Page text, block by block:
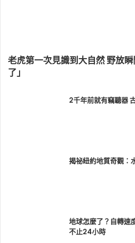
老虎第一次見識到大自然 野放
了」
2千年前就有竊聽器
揭祕紐約地質奇觀：
地球怎麼了？自轉速
不止24小時